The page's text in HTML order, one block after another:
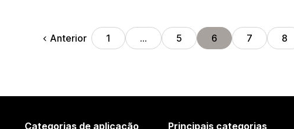
Anterior 1 … 5 6 7 8
Categorias de aplicação Principais categorias